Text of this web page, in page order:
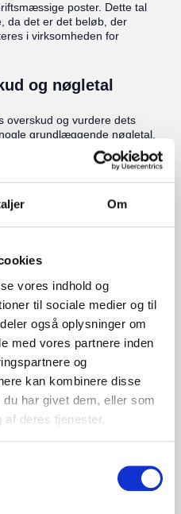
Om
vores indhold og
til sociale medier og til
også oplysninger om
med vores partnere inden
og
kan kombinere disse
har givet dem, eller som
af deres tjenester.
poster. Dette tal
da det er det beløb, der
i virksomheden for
og nøgletal
overskud og vurdere dets
grundlæggende nøgletal,
indikerer bedre
nettooverskud divideret
måler, hvor effektivt en
til at generere
En højere
ressourceudnyttelse og øget
for virksomhedens